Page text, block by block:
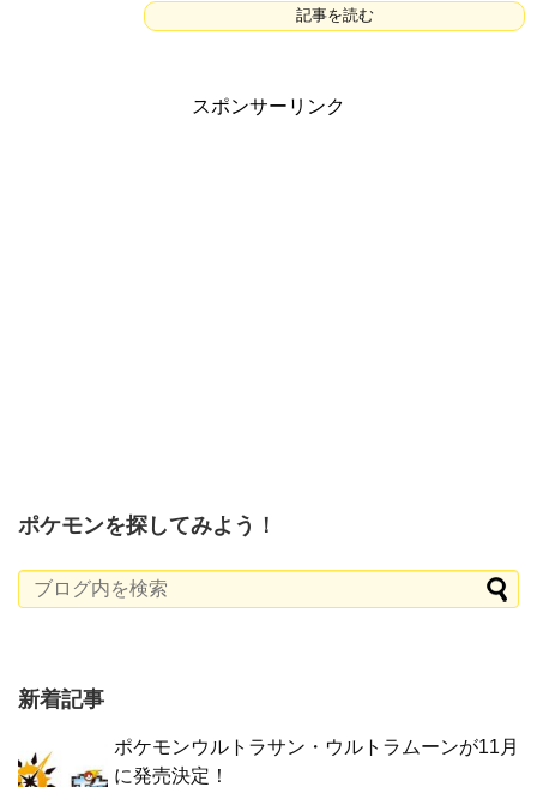
記事を読む
スポンサーリンク
ポケモンを探してみよう！
新着記事
ポケモンウルトラサン・ウルトラムーンが11月
に発売決定！